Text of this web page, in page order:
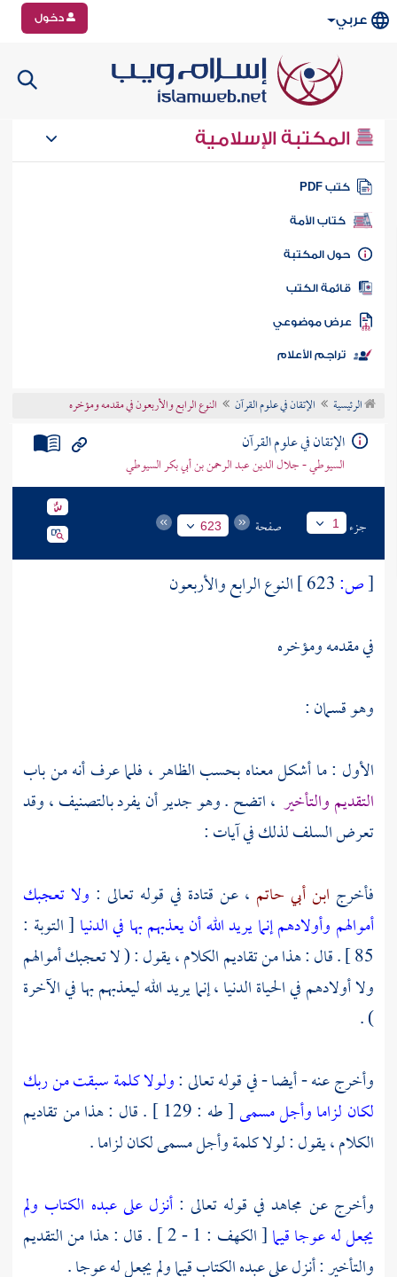
عربي دخول
المكتبة الإسلامية
كتب PDF
كتاب الأمة
المكتبة
الكتب
موضوعي
تراجم الأعلام
الرئيسية الإتقان في علوم القرآن النوع الرابع والأربعون في مقدمه ومؤخره
الإتقان في علوم القرآن
السيوطي - جلال الدين عبد الرحمن بن أبي بكر السيوطي
جزء 1 صفحة 623
[ص:
النوع الرابع والأربعون
في مقدمه ومؤخره
وهو قسمان :
الأول : ما أشكل معناه بحسب الظاهر ، فلما عرف أنه من باب
التقديم والتأخير ، اتضح . وهو جدير أن يفرد بالتصنيف ، وقد
تعرض السلف لذلك في آيات :
فأخرج ابن أبي حاتم ، عن قتادة في قوله تعالى : ولا تعجبك
أموالهم وأولادهم إنما يريد الله أن يعذبهم بها في الدنيا [ التوبة :
85 ] . قال : هذا من تقاديم الكلام ، يقول : ( لا تعجبك أموالهم
ولا أولادهم في الحياة الدنيا ، إنما يريد الله ليعذبهم بها في الآخرة
) .
وأخرج عنه - أيضا - في قوله تعالى :ولولا كلمة سبقت من ربك
لكان لزاما وأجل مسمى
[ طه : 129 ] . قال : هذا من تقاديم
الكلام ، يقول : لولا كلمة وأجل مسمى لكان لزاما .
وأخرج عن مجاهد في قوله تعالى :أنزل على عبده الكتاب ولم
يجعل له عوجا قيما
[ الكهف : 1 - 2 ] . قال : هذا من التقديم
والتأخير : أنزل على عبده الكتاب قيما ولم يجعل له عوجا .